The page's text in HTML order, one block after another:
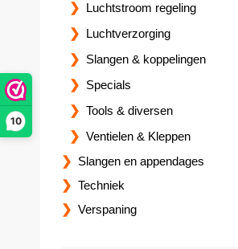
10
Luchtstroom regeling
Luchtverzorging
Slangen & koppelingen
Specials
Tools & diversen
Ventielen & Kleppen
Slangen en appendages
Techniek
Verspaning